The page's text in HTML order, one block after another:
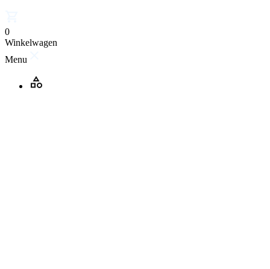
0
Winkelwagen
Menu